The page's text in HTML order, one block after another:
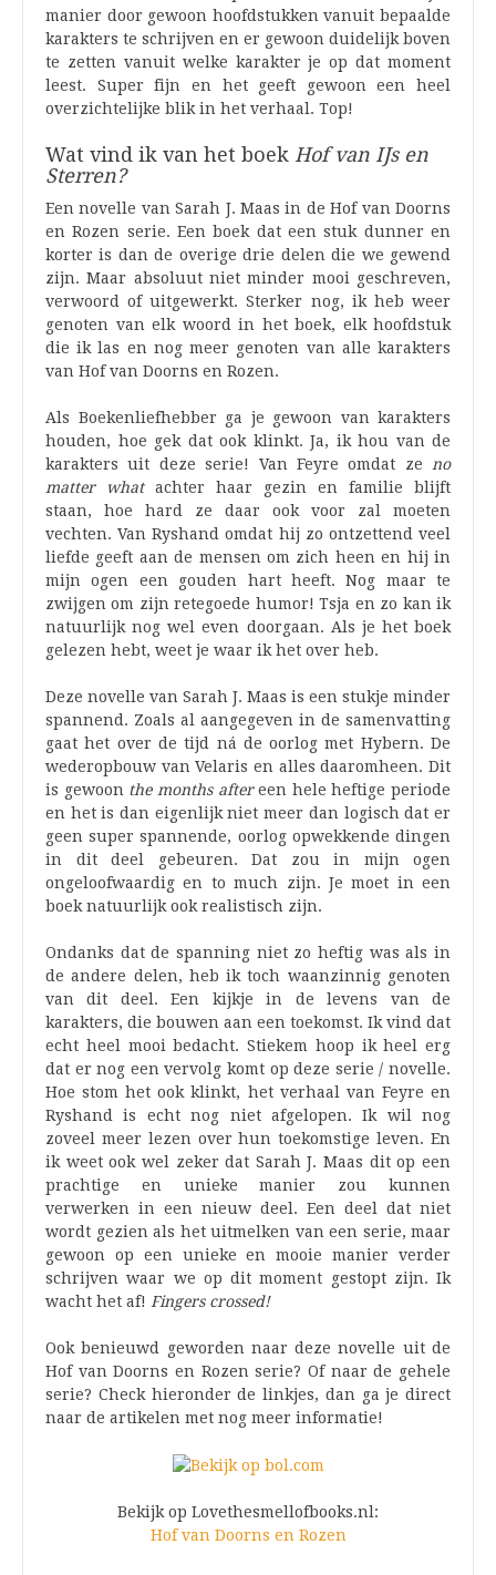
manier door gewoon hoofdstukken vanuit bepaalde
karakters te schrijven en er gewoon duidelijk boven
te zetten vanuit welke karakter je op dat moment
leest. Super fijn en het geeft gewoon een heel
overzichtelijke blik in het verhaal. Top!
Wat vind ik van het boek Hof van IJs en
Sterren?
Een novelle van Sarah J. Maas in de Hof van Doorns
en Rozen serie. Een boek dat een stuk dunner en
korter is dan de overige drie delen die we gewend
zijn. Maar absoluut niet minder mooi geschreven,
verwoord of uitgewerkt. Sterker nog, ik heb weer
genoten van elk woord in het boek, elk hoofdstuk
die ik las en nog meer genoten van alle karakters
van Hof van Doorns en Rozen.
Als Boekenliefhebber ga je gewoon van karakters
houden, hoe gek dat ook klinkt. Ja, ik hou van de
karakters uit deze serie! Van Feyre omdat ze
no
matter what achter haar gezin en familie blijft
staan, hoe hard ze daar ook voor zal moeten
vechten. Van Ryshand omdat hij zo ontzettend veel
liefde geeft aan de mensen om zich heen en hij in
mijn ogen een gouden hart heeft. Nog maar te
zwijgen om zijn retegoede humor! Tsja en zo kan ik
natuurlijk nog wel even doorgaan. Als je het boek
gelezen hebt, weet je waar ik het over heb.
Deze novelle van Sarah J. Maas is een stukje minder
spannend. Zoals al aangegeven in de samenvatting
gaat het over de tijd ná de oorlog met Hybern. De
wederopbouw van Velaris en alles daaromheen. Dit
is gewoon the months aftereen hele heftige periode
en het is dan eigenlijk niet meer dan logisch dat er
geen super spannende, oorlog opwekkende dingen
in dit deel gebeuren. Dat zou in mijn ogen
ongeloofwaardig en to much zijn. Je moet in een
boek natuurlijk ook realistisch zijn.
Ondanks dat de spanning niet zo heftig was als in
de andere delen, heb ik toch waanzinnig genoten
van dit deel. Een kijkje in de levens van de
karakters, die bouwen aan een toekomst. Ik vind dat
echt heel mooi bedacht. Stiekem hoop ik heel erg
dat er nog een vervolg komt op deze serie / novelle.
Hoe stom het ook klinkt, het verhaal van Feyre en
Ryshand is echt nog niet afgelopen. Ik wil nog
zoveel meer lezen over hun toekomstige leven. En
ik weet ook wel zeker dat Sarah J. Maas dit op een
prachtige en unieke manier zou kunnen
verwerken in een nieuw deel. Een deel dat niet
wordt gezien als het uitmelken van een serie, maar
gewoon op een unieke en mooie manier verder
schrijven waar we op dit moment gestopt zijn. Ik
wacht het af! Fingers crossed!
Ook benieuwd geworden naar deze novelle uit de
Hof van Doorns en Rozen serie? Of naar de gehele
serie? Check hieronder de linkjes, dan ga je direct
naar de artikelen met nog meer informatie!
Bekijk op Lovethesmellofbooks.nl:
Hof van Doorns en Rozen